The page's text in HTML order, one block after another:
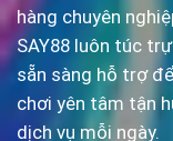
hàng chuyên
SAY88 luôn túc
sẵn sàng hỗ trợ
chơi yên tâm tận
dịch vụ mỗi ngày.